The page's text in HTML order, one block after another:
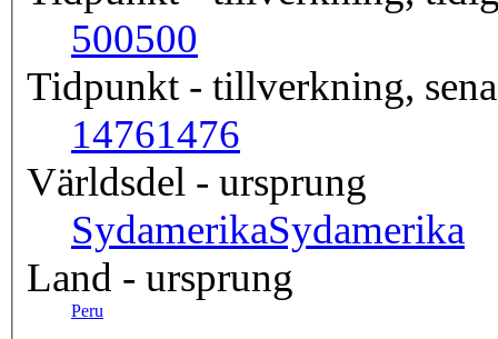
500500
Tidpunkt - tillverkning,
14761476
Världsdel - ursprung
SydamerikaSydamerika
Land - ursprung
Peru